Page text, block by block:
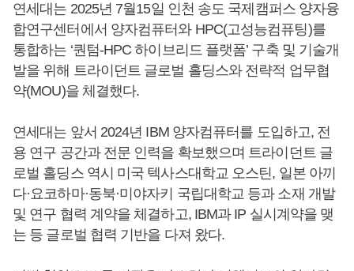
연세대는 2025년 7월15일 인천 송도 국제캠퍼스 양자융
합연구센터에서 양자컴퓨터와 HPC(고성능컴퓨팅)를
통합하는 ‘퀀텀-HPC 하이브리드 플랫폼’ 구축 및 기술개
발을 위해 트라이던트 글로벌 홀딩스와 전략적 업무협
약(MOU)을 체결했다.
연세대는 앞서 2024년 IBM 양자컴퓨터를 도입하고, 전
용 연구 공간과 전문 인력을 확보했으며 트라이던트 글
로벌 홀딩스 역시 미국 텍사스대학교 오스틴, 일본 아끼
다·요코하마·동북·미야자키 국립대학교 등과 소재 개발
및 연구 협력 계약을 체결하고, IBM과 IP 실시계약을 맺
는 등 글로벌 협력 기반을 다져 왔다.